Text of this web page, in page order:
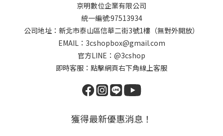
京明數位企業有限公司
統一編號:97513934
公司地址：新北市泰山區信華二街3號1樓（無對外開放）
EMAIL：3cshopbox@gmail.com
官方LINE：@3cshop
即時客服：點擊網頁右下角線上客服
獲得最新優惠消息！